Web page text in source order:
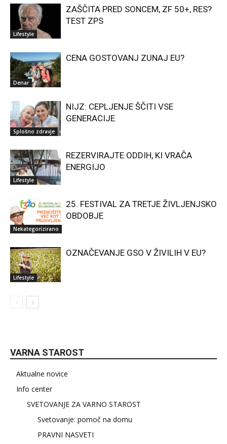
Lifestyle
ZAŠČITA PRED SONCEM, ZF 50+, RES?
TEST ZPS
Denar
CENA GOSTOVANJ ZUNAJ EU?
Splošno zdravje
NIJZ: CEPLJENJE ŠČITI VSE
GENERACIJE
Lifestyle
REZERVIRAJTE ODDIH, KI VRAČA
ENERGIJO
Nekategorizirano
25. FESTIVAL ZA TRETJE ŽIVLJENJSKO
OBDOBJE
Lifestyle
OZNAČEVANJE GSO V ŽIVILIH V EU?
VARNA STAROST
Aktualne novice
Info center
SVETOVANJE ZA VARNO STAROST
Svetovanje: pomoč na domu
PRAVNI NASVETI